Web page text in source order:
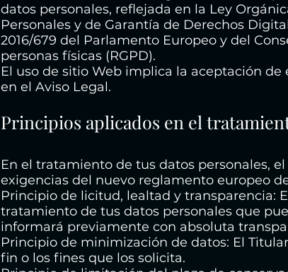
datos personales, reflejada en la Ley
Personales y de Garantía de Derechos
2016/679 del Parlamento Europeo y del
personas físicas (RGPD).
El uso de sitio Web implica la aceptación
en el Aviso Legal.
Principios aplicados en el
En el tratamiento de tus datos personales,
exigencias del nuevo reglamento europeo
Principio de licitud, lealtad y transparencia:
tratamiento de tus datos personales que
informará previamente con absoluta
Principio de minimización de datos: El
fin o los fines que los solicita.